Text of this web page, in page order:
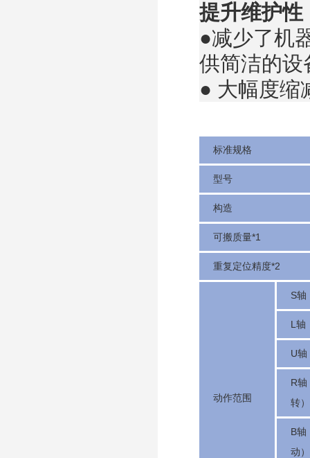
提升维护性
●减少了机
供简洁的设
● 大幅度缩
标准规格
型号
构造
可搬质量*1
重复定位精度*2
动作范围
S轴
L轴
U轴
R轴
转）
B轴
动）